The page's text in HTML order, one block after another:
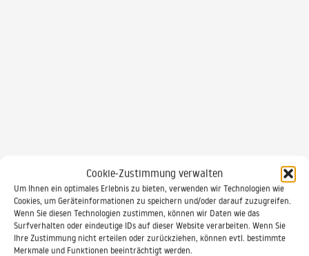
Cookie-Zustimmung verwalten
Um Ihnen ein optimales Erlebnis zu bieten, verwenden wir Technologien wie
Cookies, um Geräteinformationen zu speichern und/oder darauf zuzugreifen.
Wenn Sie diesen Technologien zustimmen, können wir Daten wie das
Surfverhalten oder eindeutige IDs auf dieser Website verarbeiten. Wenn Sie
Ihre Zustimmung nicht erteilen oder zurückziehen, können evtl. bestimmte
Merkmale und Funktionen beeinträchtigt werden.
Kontakt
Brauchen Sie eine individuelle IT-Schulung, eine fundierte
Beratung oder eine individuelle Softwareentwicklung? Dann sind
Sie bei uns genau richtig!